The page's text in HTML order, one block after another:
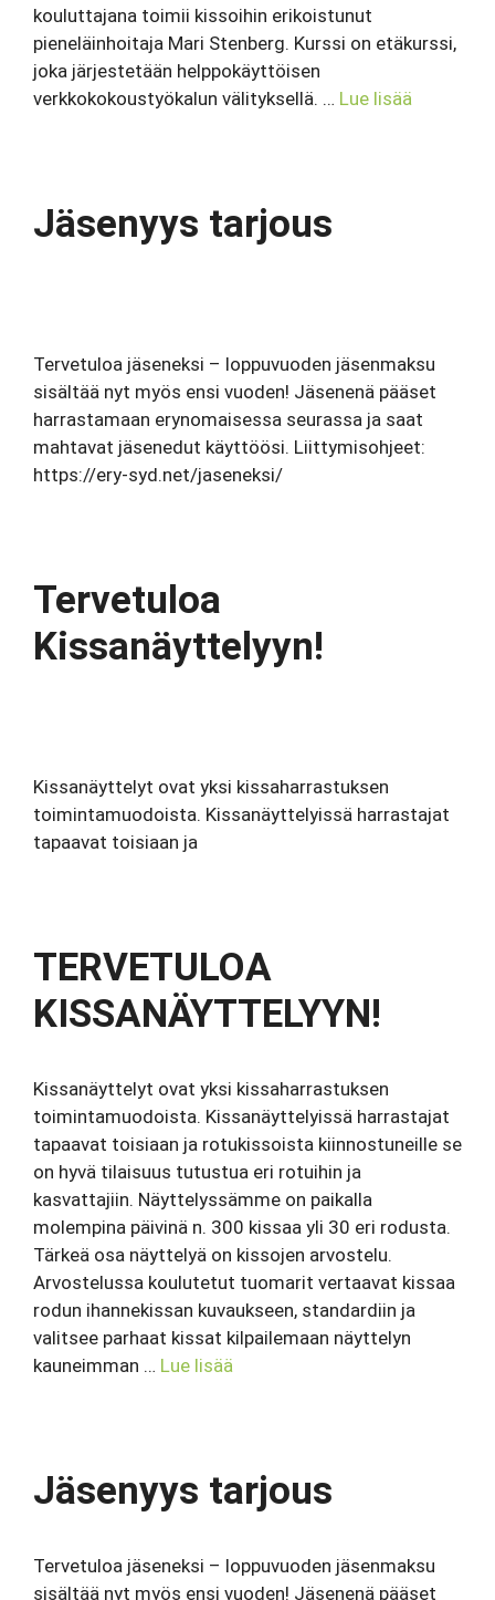
kouluttajana toimii kissoihin erikoistunut
pieneläinhoitaja Mari Stenberg. Kurssi on etäkurssi,
joka järjestetään helppokäyttöisen
verkkokokoustyökalun välityksellä. … Lue lisää
Jäsenyys tarjous
Tervetuloa jäseneksi – loppuvuoden jäsenmaksu
sisältää nyt myös ensi vuoden! Jäsenenä pääset
harrastamaan erynomaisessa seurassa ja saat
mahtavat jäsenedut käyttöösi. Liittymisohjeet:
https://ery-syd.net/jaseneksi/
Tervetuloa
Kissanäyttelyyn!
Kissanäyttelyt ovat yksi kissaharrastuksen
toimintamuodoista. Kissanäyttelyissä harrastajat
tapaavat toisiaan ja
TERVETULOA
KISSANÄYTTELYYN!
Kissanäyttelyt ovat yksi kissaharrastuksen
toimintamuodoista. Kissanäyttelyissä harrastajat
tapaavat toisiaan ja rotukissoista kiinnostuneille se
on hyvä tilaisuus tutustua eri rotuihin ja
kasvattajiin. Näyttelyssämme on paikalla
molempina päivinä n. 300 kissaa yli 30 eri rodusta.
Tärkeä osa näyttelyä on kissojen arvostelu.
Arvostelussa koulutetut tuomarit vertaavat kissaa
rodun ihannekissan kuvaukseen, standardiin ja
valitsee parhaat kissat kilpailemaan näyttelyn
kauneimman … Lue lisää
Jäsenyys tarjous
Tervetuloa jäseneksi – loppuvuoden jäsenmaksu
sisältää nyt myös ensi vuoden! Jäsenenä pääset